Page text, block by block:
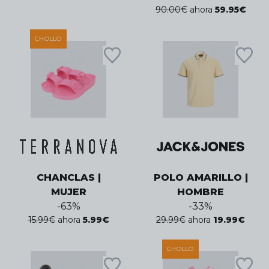
90.00€ ahora 59.95€
CHOLLO
CHANCLAS |
MUJER
-63%
15.99€ ahora 5.99€
POLO AMARILLO |
HOMBRE
-33%
29.99€ ahora 19.99€
CHOLLO